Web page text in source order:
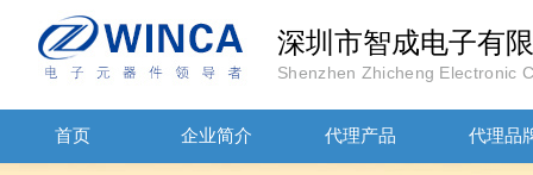
深圳市智成电子有
Shenzhen Zhicheng Electronic
首页 企业简介 代理产品 代理品
JOHANOSN高压贴片电容1206/NPO/1000V/220PF/J档封装